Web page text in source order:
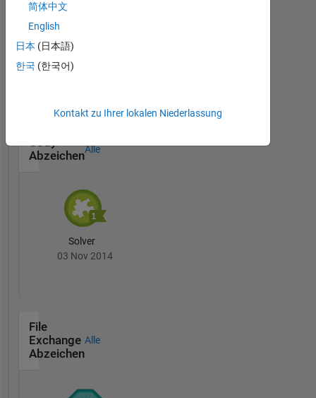
20 Jul 2017
Cody
Abzeichen
Alle
Solver
03 Nov 2014
File
Exchange
Abzeichen
Alle
简体中文
English
日本 (日本語)
한국 (한국어)
Kontakt zu Ihrer lokalen Niederlassung